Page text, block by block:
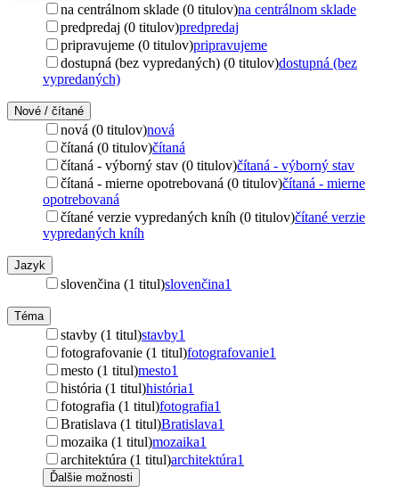
na centrálnom sklade (0 titulov)na centrálnom sklade
predpredaj (0 titulov)predpredaj
pripravujeme (0 titulov)pripravujeme
dostupná (bez vypredaných) (0 titulov)dostupná (bez
vypredaných)
Nové / čítané
nová (0 titulov)nová
čítaná (0 titulov)čítaná
čítaná - výborný stav (0 titulov)čítaná - výborný stav
čítaná - mierne opotrebovaná (0 titulov)čítaná - mierne
opotrebovaná
čítané verzie vypredaných kníh (0 titulov)čítané verzie
vypredaných kníh
Jazyk
slovenčina (1 titul)slovenčina1
Téma
stavby (1 titul)stavby1
fotografovanie (1 titul)fotografovanie1
mesto (1 titul)mesto1
história (1 titul)história1
fotografia (1 titul)fotografia1
Bratislava (1 titul)Bratislava1
mozaika (1 titul)mozaika1
architektúra (1 titul)architektúra1
Ďalšie možnosti